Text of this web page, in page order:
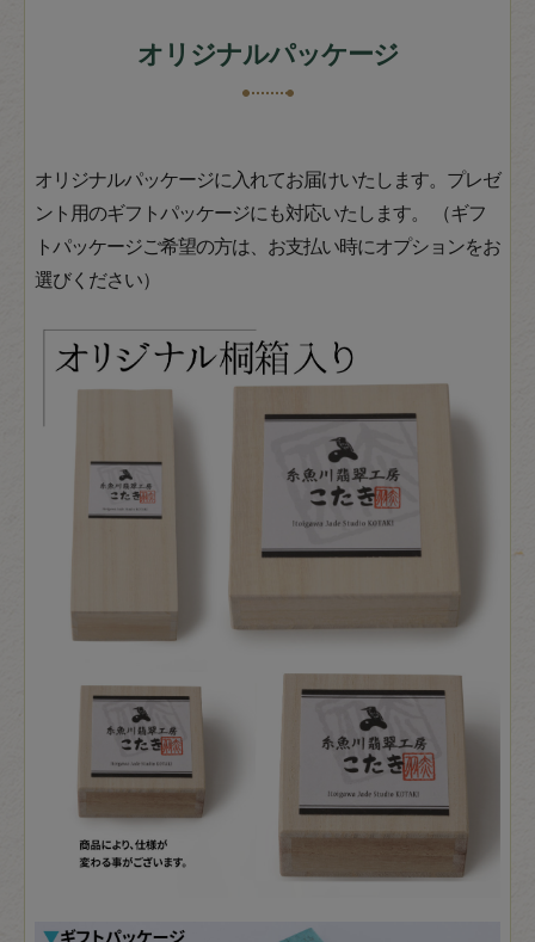
オリジナルパッケージ
オリジナルパッケージに入れてお届けいたします。プレゼ
ント用のギフトパッケージにも対応いたします。 （ギフ
トパッケージご希望の方は、お支払い時にオプションをお
選びください）